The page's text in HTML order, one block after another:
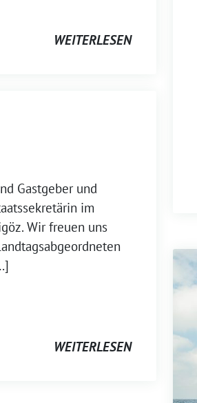
WEITERLESEN
Gastgeber und
im
Wir freuen uns
WEITERLESEN